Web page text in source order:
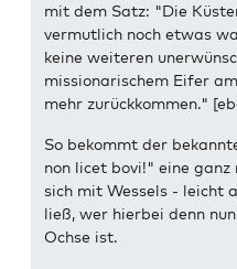
mit dem Satz: "Die
vermutlich noch etwas
keine weiteren
missionarischem Eifer
mehr zurückkommen."
So bekommt der
non licet bovi!" eine ganz
sich mit Wessels - leicht
ließ, wer hierbei denn
Ochse ist.